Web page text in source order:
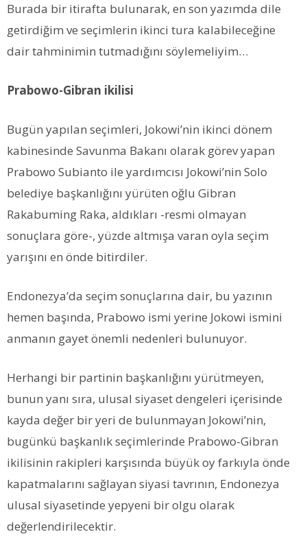
Burada bir itirafta bulunarak, en son yazımda dile
getirdiğim ve seçimlerin ikinci tura kalabileceğine
dair tahminimin tutmadığını söylemeliyim…
Prabowo-Gibran ikilisi
Bugün yapılan seçimleri, Jokowi’nin ikinci dönem
kabinesinde Savunma Bakanı olarak görev yapan
Prabowo Subianto ile yardımcısı Jokowi’nin Solo
belediye başkanlığını yürüten oğlu Gibran
Rakabuming Raka, aldıkları -resmi olmayan
sonuçlara göre-, yüzde altmışa varan oyla seçim
yarışını en önde bitirdiler.
Endonezya’da seçim sonuçlarına dair, bu yazının
hemen başında, Prabowo ismi yerine Jokowi ismini
anmanın gayet önemli nedenleri bulunuyor.
Herhangi bir partinin başkanlığını yürütmeyen,
bunun yanı sıra, ulusal siyaset dengeleri içerisinde
kayda değer bir yeri de bulunmayan Jokowi’nin,
bugünkü başkanlık seçimlerinde Prabowo-Gibran
ikilisinin rakipleri karşısında büyük oy farkıyla önde
kapatmalarını sağlayan siyasi tavrının, Endonezya
ulusal siyasetinde yepyeni bir olgu olarak
değerlendirilecektir.